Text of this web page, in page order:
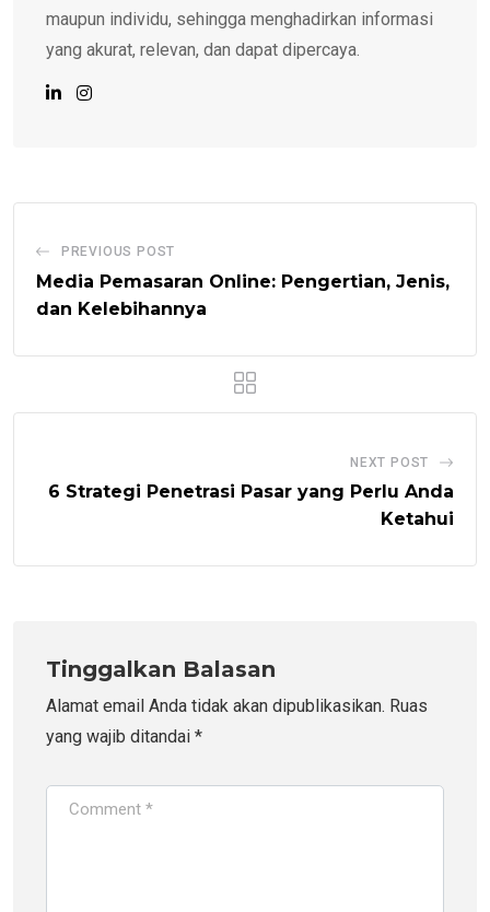
maupun individu, sehingga menghadirkan informasi
yang akurat, relevan, dan dapat dipercaya.
PREVIOUS POST
Media Pemasaran Online: Pengertian, Jenis,
dan Kelebihannya
NEXT POST
6 Strategi Penetrasi Pasar yang Perlu Anda
Ketahui
Tinggalkan Balasan
Alamat email Anda tidak akan dipublikasikan. Ruas
yang wajib ditandai *